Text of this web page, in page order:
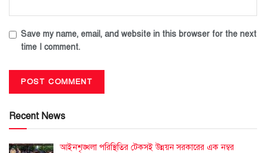
Save my name, email, and website in this browser for the next
time I comment.
Recent News
আইনশৃঙ্খলা পরিস্থিতির টেকসই উন্নয়ন সরকারের এক নম্বর